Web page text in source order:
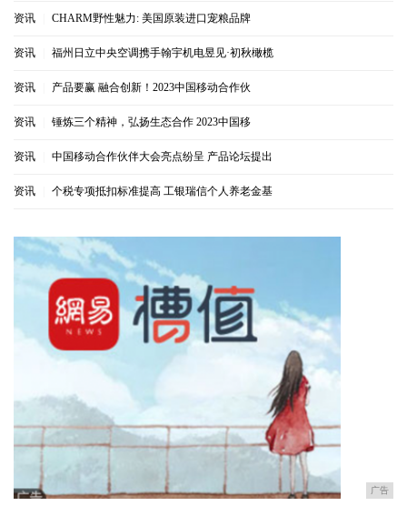
资讯 CHARM野性魅力: 美国原装进口宠粮品牌
资讯 福州日立中央空调携手翰宇机电昱见·初秋橄榄
资讯 产品要赢 融合创新！2023中国移动合作伙
资讯 锤炼三个精神，弘扬生态合作 2023中国移
资讯 中国移动合作伙伴大会亮点纷呈 产品论坛提出
资讯 个税专项抵扣标准提高 工银瑞信个人养老金基
广告